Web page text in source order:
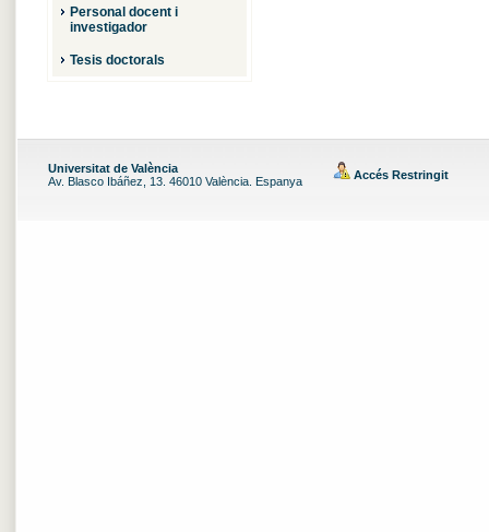
Personal docent i
investigador
Tesis doctorals
Universitat de València
Av. Blasco Ibáñez, 13. 46010 València. Espanya
Accés Restringit